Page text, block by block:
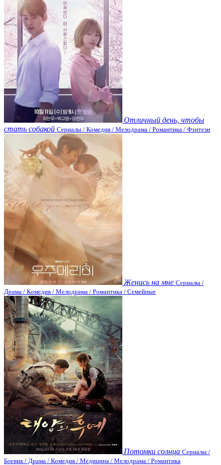
Отличный день, чтобы
стать собакой Сериалы / Комедия / Мелодрама / Романтика / Фэнтези
Женись на мне Сериалы /
Драма / Комедия / Мелодрама / Романтика / Семейные
Потомки солнца Сериалы /
Боевик / Драма / Комедия / Медицина / Мелодрама / Романтика